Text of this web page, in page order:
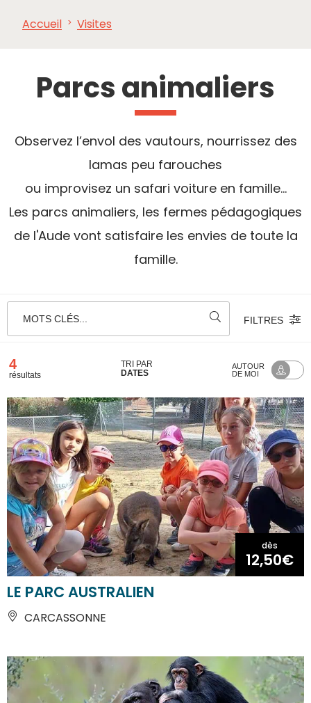
Accueil Visites
Parcs animaliers
Observez l’envol des vautours, nourrissez des
lamas peu farouches
ou improvisez un safari voiture en famille...
Les parcs animaliers, les fermes pédagogiques
de l'Aude vont satisfaire les envies de toute la
famille.
MOTS CLÉS... FILTRES
4
résultats
TRI PAR
DATES
AUTOUR
DE MOI
dès
12,50€
LE PARC AUSTRALIEN
CARCASSONNE